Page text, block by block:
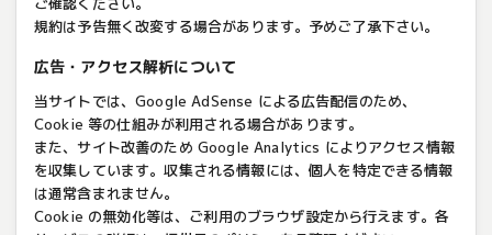
規約は予告無く改変する場合があります。予めご了承下さい。
広告・アクセス解析について
当サイトでは、Google AdSense による広告配信のため、
Cookie 等の仕組みが利用される場合があります。
また、サイト改善のため Google Analytics によりアクセス情報
を収集しています。収集される情報には、個人を特定できる情報
は通常含まれません。
Cookie の無効化等は、ご利用のブラウザ設定から行えます。各